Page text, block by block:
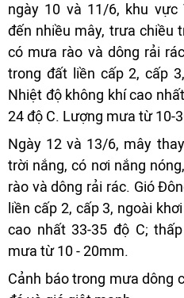
ngày 10 và 11/6, khu vực
đến nhiều mây, trưa chiều
có mưa rào và dông rải
trong đất liền cấp 2, cấp
Nhiệt độ không khí cao
24 độ C. Lượng mưa từ 10-
Ngày 12 và 13/6, mây
trời nắng, có nơi nắng
rào và dông rải rác. Gió
liền cấp 2, cấp 3, ngoài
cao nhất 33-35 độ C;
mưa từ 10 - 20mm.
Cảnh báo trong mưa dông